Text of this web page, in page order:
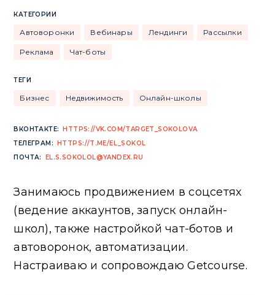
КАТЕГОРИИ
Автоворонки Вебинары Лендинги Рассылки
Реклама Чат-боты
ТЕГИ
Бизнес Недвижимость Онлайн-школы
ВКОНТАКТЕ:
HTTPS://VK.COM/TARGET_SOKOLOVA
ТЕЛЕГРАМ:
HTTPS://T.ME/EL_SOKOL
ПОЧТА:
EL.S.SOKOLOL@YANDEX.RU
Занимаюсь продвижением в соцсетях
(ведение аккаунтов, запуск онлайн-
школ), также настройкой чат-ботов и
автоворонок, автоматизации.
Настраиваю и сопровождаю Getcourse.